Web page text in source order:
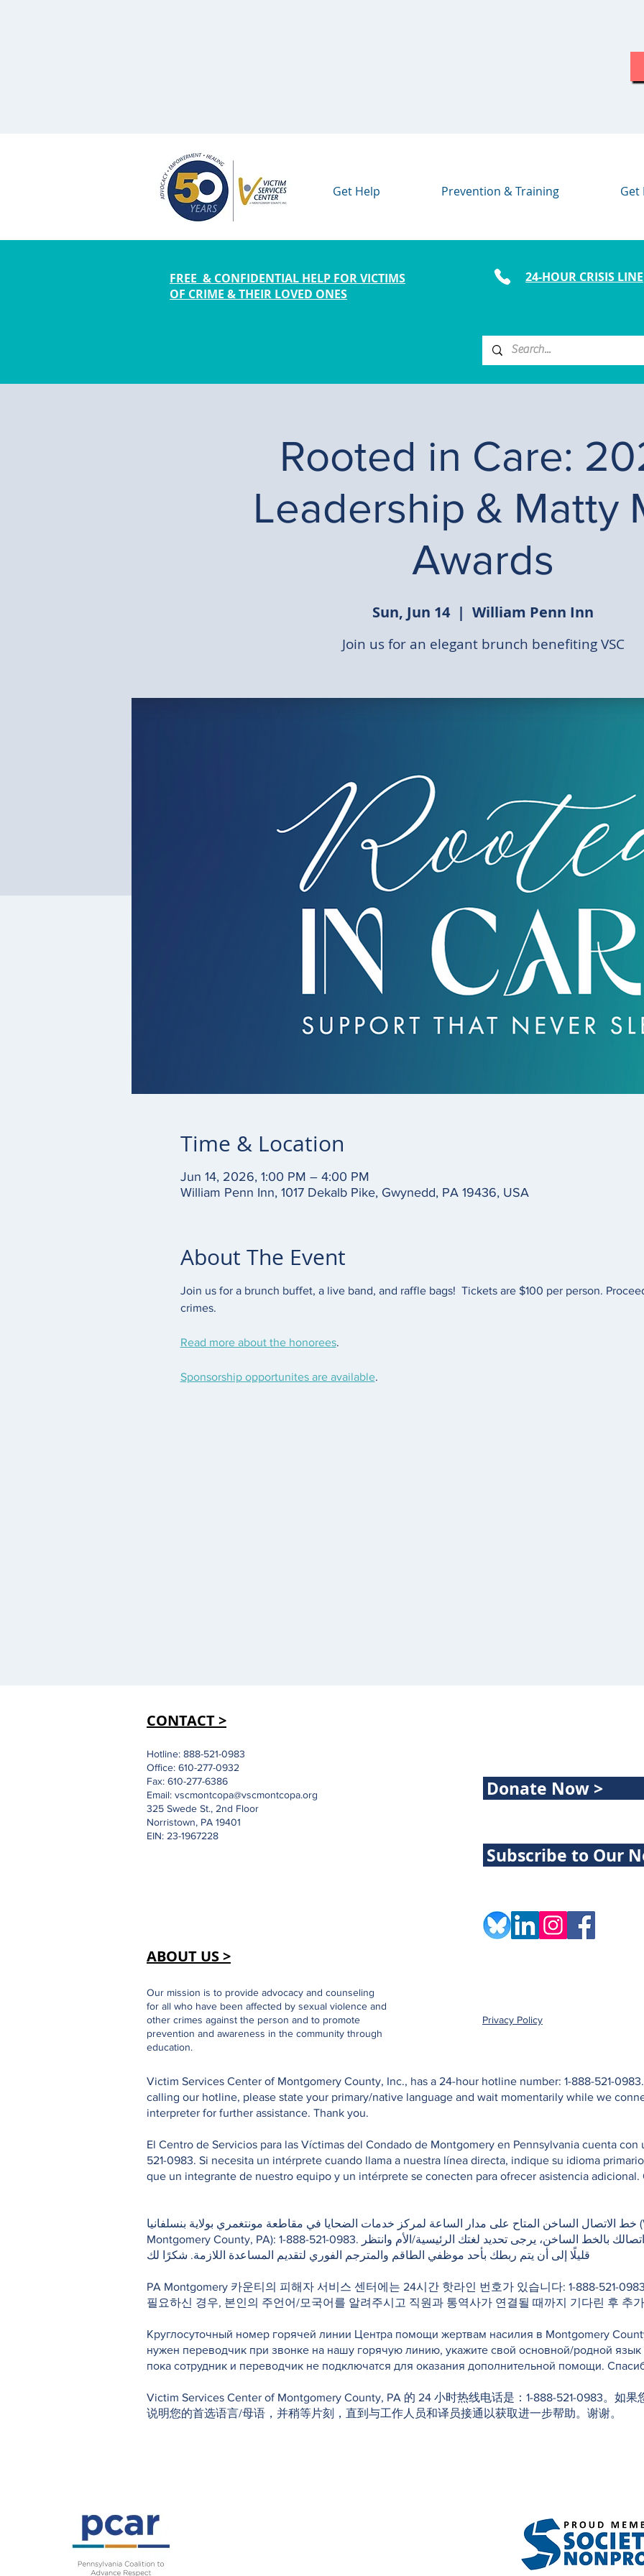
Get Help Prevention & Training Get
FREE & CONFIDENTIAL HELP FOR VICTIMS
OF CRIME & THEIR LOVED ONES
24-HOUR CRISIS LINE
Rooted in Care:
Leadership & Matty
Awards
Sun, Jun 14
  |
William Penn Inn
Join us for an elegant brunch benefiting VSC
Time & Location
Jun 14, 2026, 1:00 PM – 4:00 PM
William Penn Inn, 1017 Dekalb Pike, Gwynedd, PA 19436, USA
About The Event
Join us for a brunch buffet, a live band, and raffle bags!  Tickets are $100 per person.
crimes.
Read more about the honorees.
Sponsorship opportunites are available.
CONTACT >
Hotline: 888-521-0983
Office: 610-277-0932
Fax: 610-277-6386
Email: vscmontcopa@vscmontcopa.org
325 Swede St., 2nd Floor
Norristown, PA 19401
EIN: 23-1967228
Donate Now >
Subscribe to Our
ABOUT US >
Our mission is to provide advocacy and counseling
for all who have been affected by sexual violence and
other crimes against the person and to promote
prevention and awareness in the community through
education.
Privacy Policy
Victim Services Center of Montgomery County, Inc., has a 24-hour hotline number: 1-888-521-
calling our hotline, please state your primary/native language and wait momentarily while we
interpreter for further assistance. Thank you.
El Centro de Servicios para las Víctimas del Condado de Montgomery en Pennsylvania cuenta con
521-0983. Si necesita un intérprete cuando llama a nuestra línea directa, indique su idioma
que un integrante de nuestro equipo y un intérprete se conecten para ofrecer asistencia adicional.
خط الاتصال الساخن المتاح على مدار الساعة لمركز خدمات الضحايا في مقاطعة مونتغمري بولاية بنسلفانيا (Victim Services Center of
Montgomery County, PA): 1-888-521-0983. إذا كنت بحاجة لمترجم فوري أثناء اتصالك بالخط الساخن، يرجى تحديد لغتك الرئيسية/الأم وانتظر
قليلًا إلى أن يتم ربطك بأحد موظفي الطاقم والمترجم الفوري لتقديم المساعدة اللازمة. شكرًا لك
PA Montgomery 카운티의 피해자 서비스 센터에는 24시간 핫라인 번호가 있습니다: 1-888-521-
필요하신 경우, 본인의 주언어/모국어를 알려주시고 직원과 통역사가 연결될 때까지 기다린 후 추
Круглосуточный номер горячей линии Центра помощи жертвам насилия в Montgomery
нужен переводчик при звонке на нашу горячую линию, укажите свой основной/родной
пока сотрудник и переводчик не подключатся для оказания дополнительной помощи.
Victim Services Center of Montgomery County, PA 的 24 小时热线电话是：1-888-521-0983。如
说明您的首选语言/母语，并稍等片刻，直到与工作人员和译员接通以获取进一步帮助。谢谢。